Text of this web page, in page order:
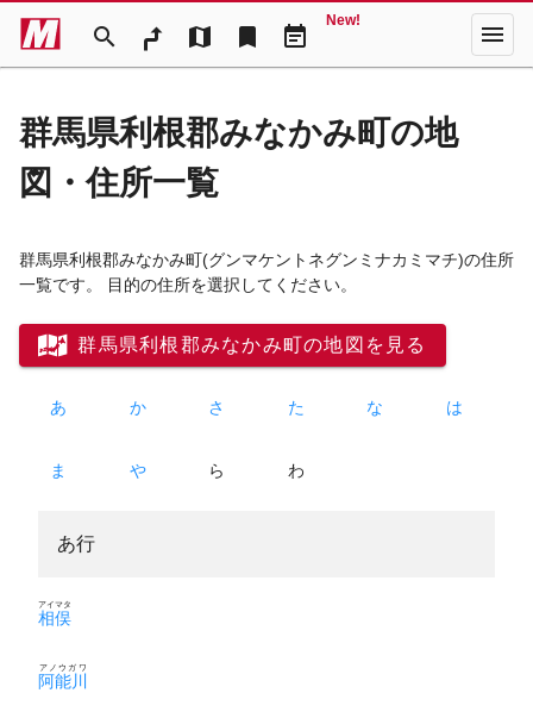
search map bookmark event_note
New! menu
群馬県利根郡みなかみ町の地
図・住所一覧
群馬県利根郡みなかみ町(グンマケントネグンミナカミマチ)の住所
一覧です。 目的の住所を選択してください。
群馬県利根郡みなかみ町の地図を見る
あ か さ た な は
ま や ら わ
あ行
相俣
アイマタ
阿能川
アノウガワ